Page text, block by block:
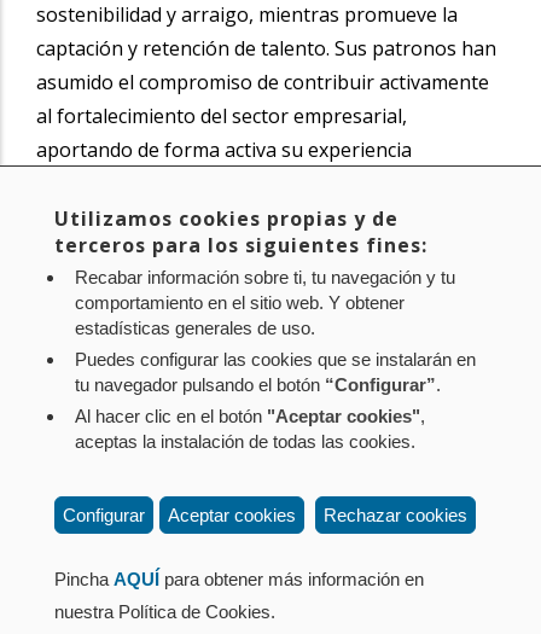
sostenibilidad y arraigo, mientras promueve la
captación y retención de talento. Sus patronos han
asumido el compromiso de contribuir activamente
al fortalecimiento del sector empresarial,
aportando de forma activa su experiencia
estratégicos y el conocimiento adquirido a lo largo
de sus destacadas trayectorias.
Noticia original dewww.navarra.es
Política de privacidad
Política de cookies
Contacto: Paseo de Sarasate nº 38, 2º Dcha - 31001
Pamplona (Navarra) Tel.: 848 42 08 72
corporacion@cpen.es
Utilizamos cookies propias y de
terceros para los siguientes fines:
Recabar información sobre ti, tu navegación y tu
comportamiento en el sitio web. Y obtener
estadísticas generales de uso.
Puedes configurar las cookies que se instalarán en
tu navegador pulsando el botón “Configurar”.
Al hacer clic en el botón "Aceptar cookies",
aceptas la instalación de todas las cookies.
Configurar Aceptar cookies Rechazar cookies
Pincha AQUÍ para obtener más información en
nuestra Política de Cookies.